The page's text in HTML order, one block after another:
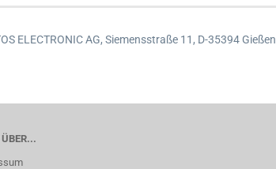
ELECTRONIC AG, Siemensstraße 11, D-35394 Gießen